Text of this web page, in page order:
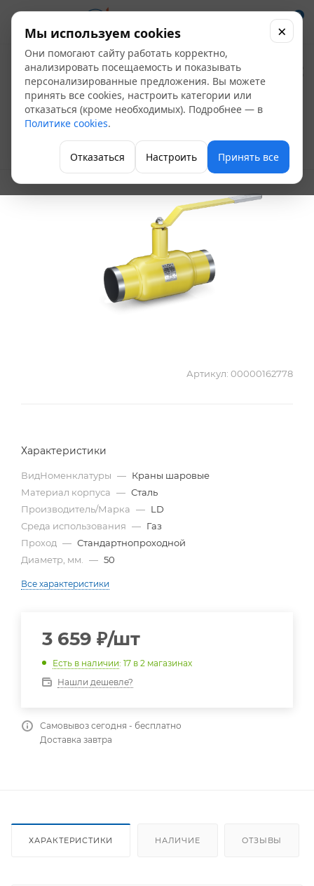
0
Кран шаровой под
сварку Ду 50 Ру 40
кшц ГАЗ LD, Россия
Кран шаровой цельносварной
Артикул: 00000162778
Характеристики
ВидНоменклатуры — Краны шаровые
Материал корпуса — Сталь
Производитель/Марка — LD
Среда использования — Газ
Проход — Стандартнопроходной
Диаметр, мм. — 50
Все характеристики
3 659 ₽/шт
Есть в наличии: 17 в 2 магазинах
Нашли дешевле?
Самовывоз сегодня - бесплатно
Доставка завтра
ХАРАКТЕРИСТИКИ НАЛИЧИЕ ОТЗЫВЫ
Мы используем cookies
Они помогают сайту работать корректно,
анализировать посещаемость и показывать
персонализированные предложения. Вы можете
принять все cookies, настроить категории или
отказаться (кроме необходимых). Подробнее — в
Политике cookies.
Отказаться Настроить Принять все
×